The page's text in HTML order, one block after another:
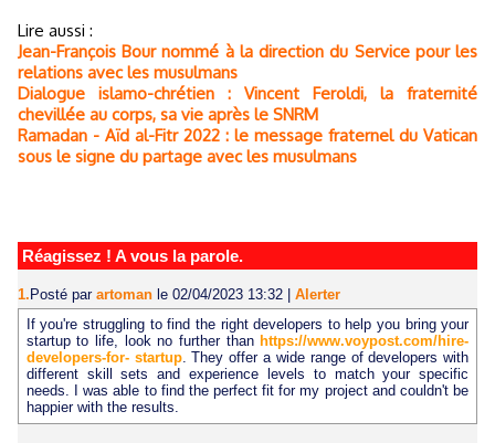
Lire aussi :
Jean-François Bour nommé à la direction du Service pour les
relations avec les musulmans
Dialogue islamo-chrétien : Vincent Feroldi, la fraternité
chevillée au corps, sa vie après le SNRM
Ramadan - Aïd al-Fitr 2022 : le message fraternel du Vatican
sous le signe du partage avec les musulmans
Réagissez ! A vous la parole.
1.Posté par artoman le 02/04/2023 13:32 | Alerter
If you're struggling to find the right developers to help you bring your
startup to life, look no further than https://www.voypost.com/hire-
developers-for- startup. They offer a wide range of developers with
different skill sets and experience levels to match your specific
needs. I was able to find the perfect fit for my project and couldn't be
happier with the results.